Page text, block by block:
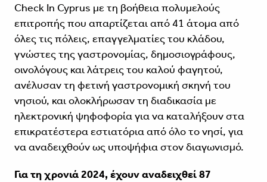
Check Ιn Cyprus με τη βοήθεια πολυμελούς
επιτροπής που απαρτίζεται από 41 άτομα από
όλες τις πόλεις, επαγγελματίες του κλάδου,
γνώστες της γαστρονομίας, δημοσιογράφους,
οινολόγους και λάτρεις του καλού φαγητού,
ανέλυσαν τη φετινή γαστρονομική σκηνή του
νησιού, και ολοκλήρωσαν τη διαδικασία με
ηλεκτρονική ψηφοφορία για να καταλήξουν στα
επικρατέστερα εστιατόρια από όλο το νησί, για
να αναδειχθούν ως υποψήφια στον διαγωνισμό.
Για τη χρονιά 2024, έχουν αναδειχθεί 87